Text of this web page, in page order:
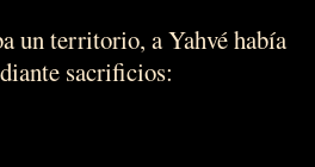
un territorio, a Yahvé había
sacrificios: